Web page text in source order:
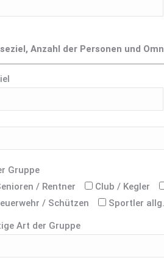
Anzahl der Personen und
Gruppe
/ Rentner
Club / Kegler
/ Schützen
Sportler allg.
Art der Gruppe